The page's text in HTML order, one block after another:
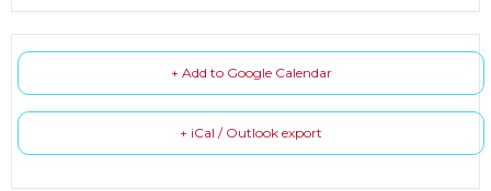
+ Add to Google Calendar
+ iCal / Outlook export